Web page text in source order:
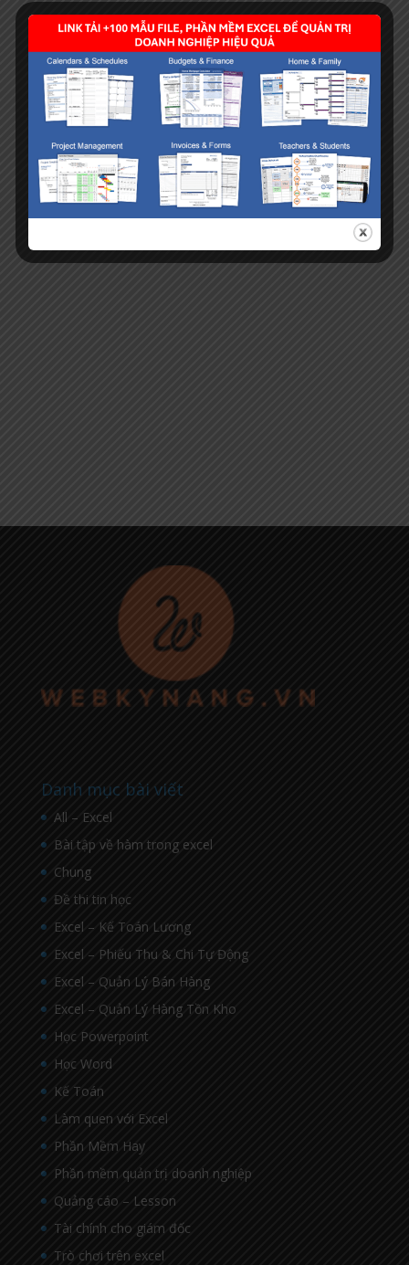
Danh mục bài viết
All – Excel
Bài tập về hàm trong excel
Chung
Đề thi tin học
Excel – Kế Toán Lương
Excel – Phiếu Thu & Chi Tự Động
Excel – Quản Lý Bán Hàng
Excel – Quản Lý Hàng Tồn Kho
Học Powerpoint
Học Word
Kế Toán
Làm quen với Excel
Phần Mềm Hay
Phần mềm quản trị doanh nghiệp
Quảng cáo – Lesson
Tài chính cho giám đốc
Trò chơi trên excel